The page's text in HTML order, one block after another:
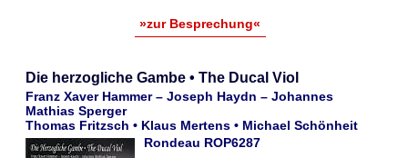
»zur Besprechung«
Die herzogliche Gambe • The Ducal Viol
Franz Xaver Hammer – Joseph Haydn – Johannes
Mathias Sperger
Thomas Fritzsch • Klaus Mertens • Michael Schönheit
Rondeau ROP6287